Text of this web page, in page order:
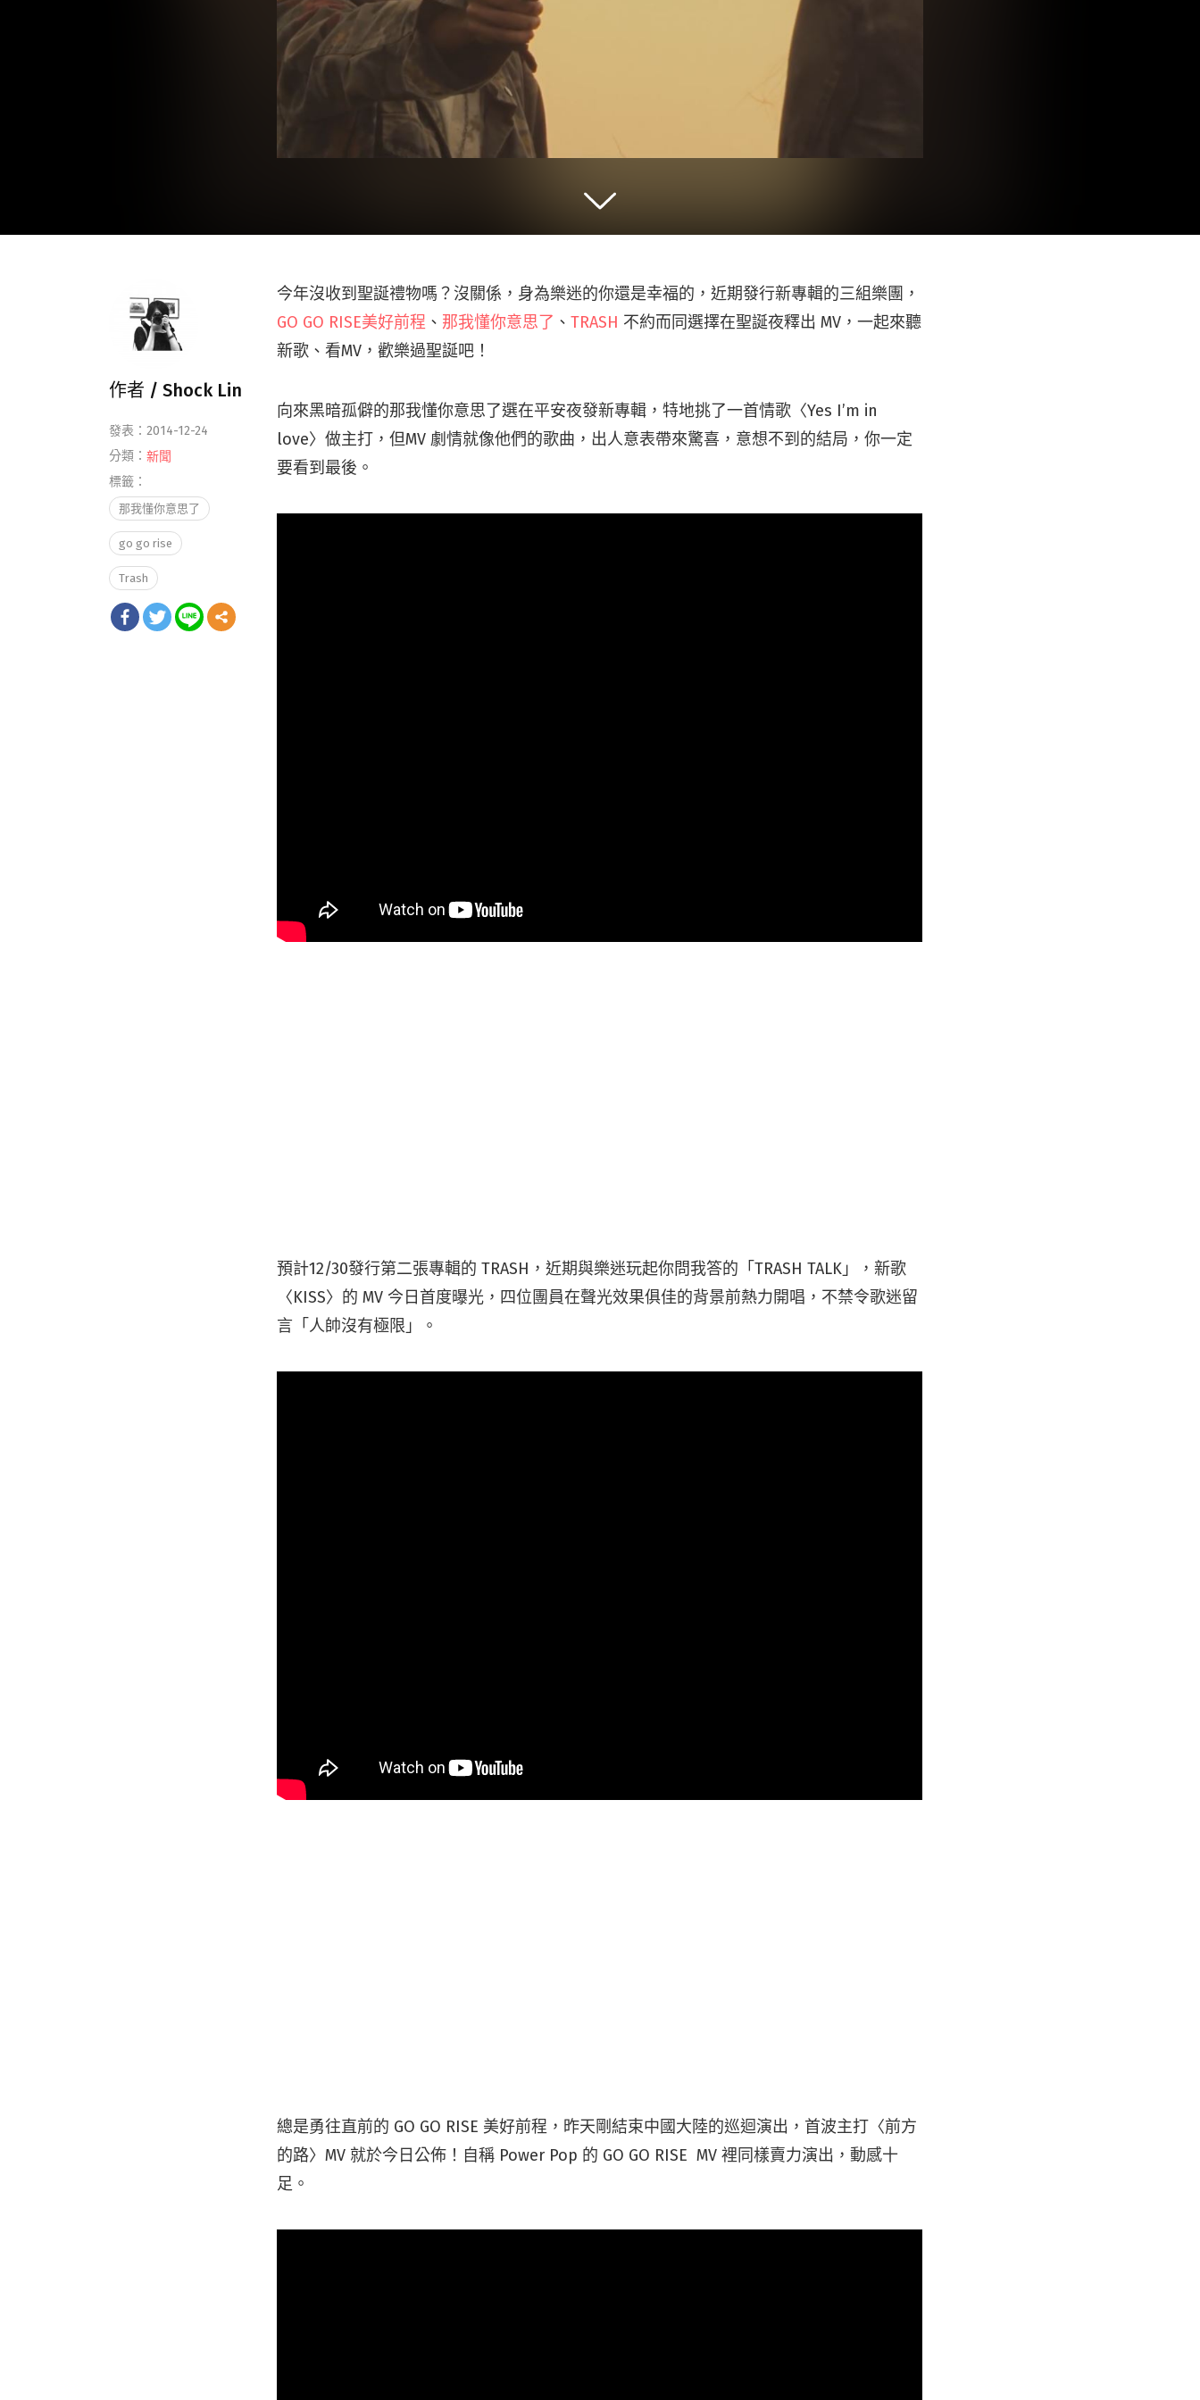
今年沒收到聖誕禮物嗎？沒關係，身為樂迷的你還是幸福的，近期發行新專輯的三組樂團，
GO GO RISE美好前程 、 那我懂你意思了 、TRASH 不約而同選擇在聖誕夜釋出 MV，一起來聽
新歌、看MV，歡樂過聖誕吧！
向來黑暗孤僻的那我懂你意思了選在平安夜發新專輯，特地挑了一首情歌〈Yes I’m in
love〉做主打，但MV 劇情就像他們的歌曲，出人意表帶來驚喜，意想不到的結局，你一定
要看到最後。
預計12/30發行第二張專輯的 TRASH，近期與樂迷玩起你問我答的「TRASH TALK」，新歌
〈KISS〉的 MV 今日首度曝光，四位團員在聲光效果俱佳的背景前熱力開唱，不禁令歌迷留
言「人帥沒有極限」。
總是勇往直前的 GO GO RISE 美好前程，昨天剛結束中國大陸的巡迴演出，首波主打〈前方
的路〉MV 就於今日公佈！自稱 Power Pop 的 GO GO RISE MV 裡同樣賣力演出，動感十
足。
作者 / Shock Lin
發表：2014-12-24
分類： 新聞
標籤：
那我懂你意思了
go go rise
Trash